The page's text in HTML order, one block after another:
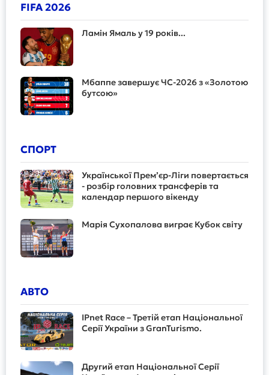
FIFA 2026
Ламін Ямаль у 19 років...
Мбаппе завершує ЧС-2026 з «Золотою
бутсою»
СПОРТ
Української Прем’єр-Ліги повертається
- розбір головних трансферів та
календар першого вікенду
Марія Сухопалова виграє Кубок світу
АВТО
IPnet Race – Третій етап Національної
Серії України з GranTurismo.
Другий етап Національної Серії